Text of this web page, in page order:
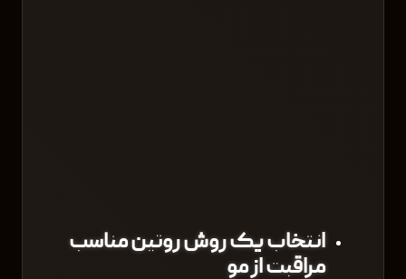
انتخاب یک روش روتین مناسب
مراقبت از مو